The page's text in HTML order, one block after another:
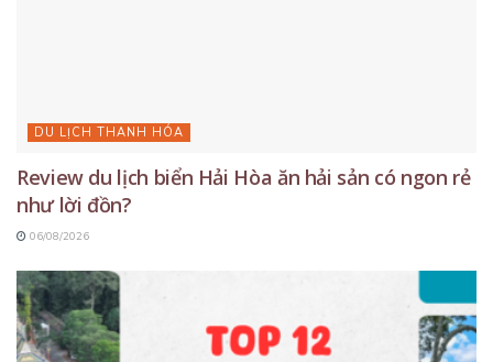
DU LỊCH THANH HÓA
Review du lịch biển Hải Hòa ăn hải sản có ngon rẻ
như lời đồn?
06/08/2026